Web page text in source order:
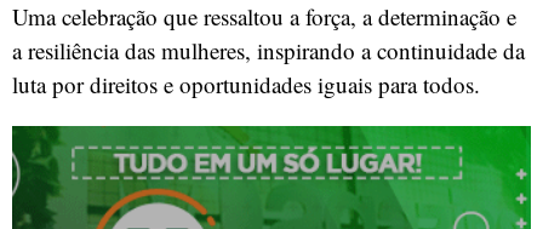
Uma celebração que ressaltou a força, a determinação e
a resiliência das mulheres, inspirando a continuidade da
luta por direitos e oportunidades iguais para todos.